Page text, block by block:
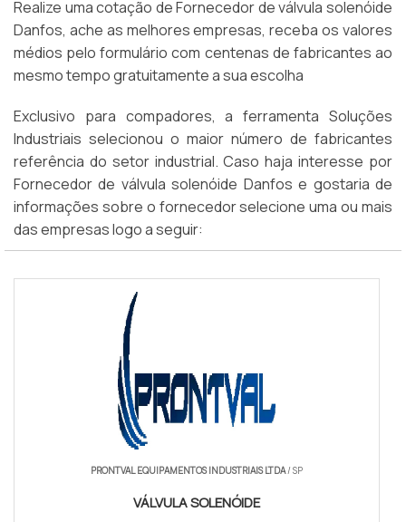
Realize uma cotação de Fornecedor de válvula solenóide
Danfos, ache as melhores empresas, receba os valores
médios pelo formulário com centenas de fabricantes ao
mesmo tempo gratuitamente a sua escolha
Exclusivo para compadores, a ferramenta Soluções
Industriais selecionou o maior número de fabricantes
referência do setor industrial. Caso haja interesse por
Fornecedor de válvula solenóide Danfos e gostaria de
informações sobre o fornecedor selecione uma ou mais
das empresas logo a seguir:
PRONTVAL EQUIPAMENTOS INDUSTRIAIS LTDA/ SP
VÁLVULA SOLENÓIDE